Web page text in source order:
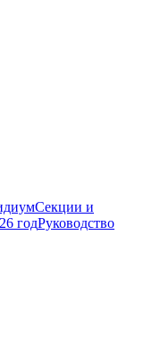
Секции и
годРуководство